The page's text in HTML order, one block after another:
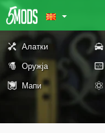
Алатки
Оружја
Мапи